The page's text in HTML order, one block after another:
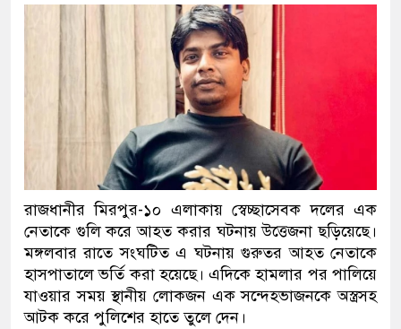
রাজধানীর মিরপুর-১০ এলাকায় স্বেচ্ছাসেবক দলের এক
নেতাকে গুলি করে আহত করার ঘটনায় উত্তেজনা ছড়িয়েছে।
মঙ্গলবার রাতে সংঘটিত এ ঘটনায় গুরুতর আহত নেতাকে
হাসপাতালে ভর্তি করা হয়েছে। এদিকে হামলার পর পালিয়ে
যাওয়ার সময় স্থানীয় লোকজন এক সন্দেহভাজনকে অস্ত্রসহ
আটক করে পুলিশের হাতে তুলে দেন।